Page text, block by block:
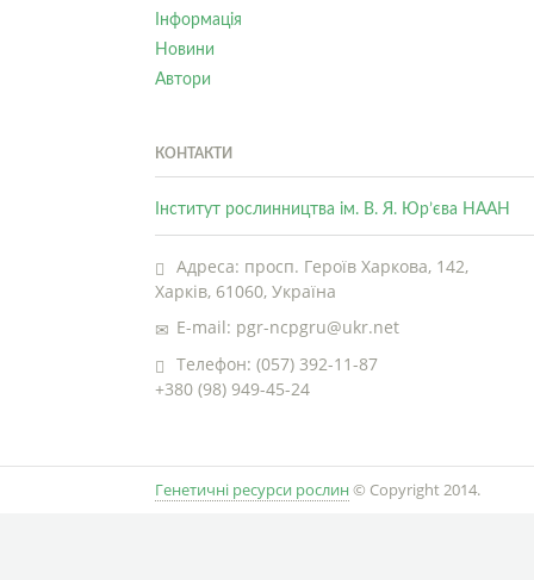
Інформація
Новини
Автори
КОНТАКТИ
Інститут рослинництва ім. В. Я. Юр’єва НААН
Адреса: просп. Героїв Харкова, 142,
Харків, 61060, Україна
E-mail: pgr-ncpgru@ukr.net
Телефон: (057) 392-11-87
+380 (98) 949-45-24
Генетичні ресурси рослин © Copyright 2014.